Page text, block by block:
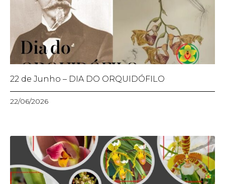
22 de Junho – DIA DO ORQUIDÓFILO
22/06/2026